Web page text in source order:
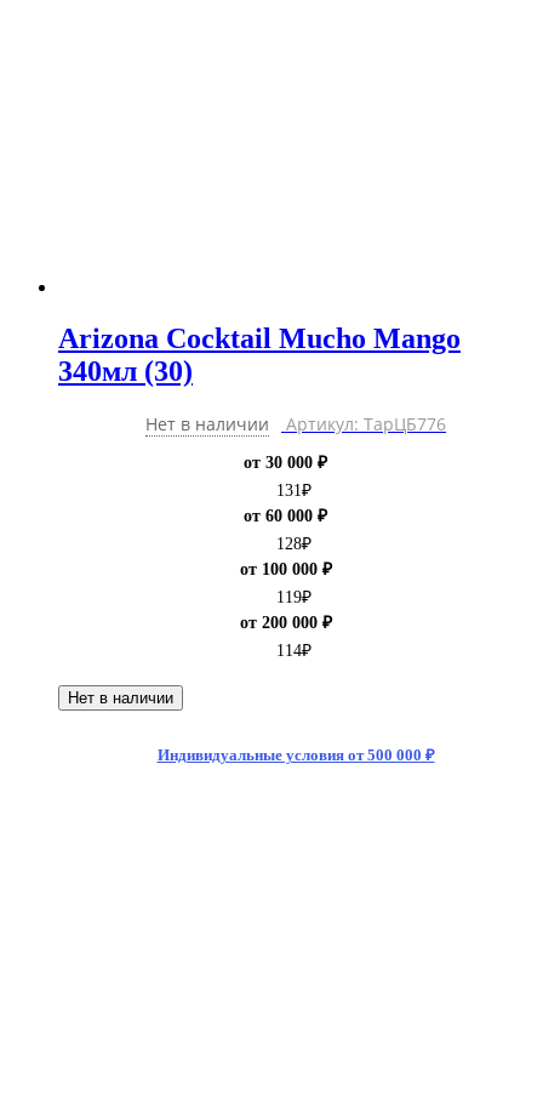
Arizona Cocktail Mucho Mango
340мл (30)
Нет в наличии Артикул: ТарЦБ776
от 30 000 ₽
131 ₽
от 60 000 ₽
128₽
от 100 000 ₽
119₽
от 200 000 ₽
114₽
Нет в наличии
Индивидуальные условия от 500 000 ₽